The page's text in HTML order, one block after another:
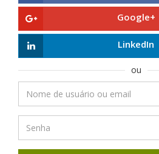
Google+
LinkedIn
ou